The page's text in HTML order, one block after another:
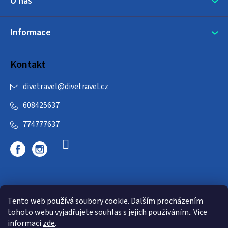
Tento web používá soubory cookie. Dalším procházením
tohoto webu vyjadřujete souhlas s jejich používáním.. Více
informacízde.
Informace
Kontakt
divetravel@divetravel.cz
608425637
774777637
DIVETRAVEL - cestovní kancelář - cesty za potápěním